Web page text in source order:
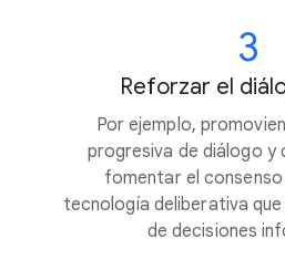
3
Reforzar el
Por ejemplo,
progresiva de diálogo y
fomentar el consenso
tecnología deliberativa
de decisiones